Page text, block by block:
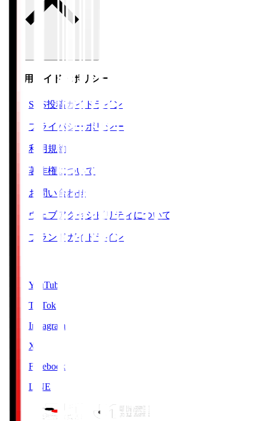
ご利用ガイド・ポリシー
SNS投稿ガイドライン
プライバシーポリシー
利用規約
著作権について
お問い合わせ
ウェブアクセシビリティについて
ブランドガイドライン
YouTube
TikTok
Instagram
X
Facebook
LINE